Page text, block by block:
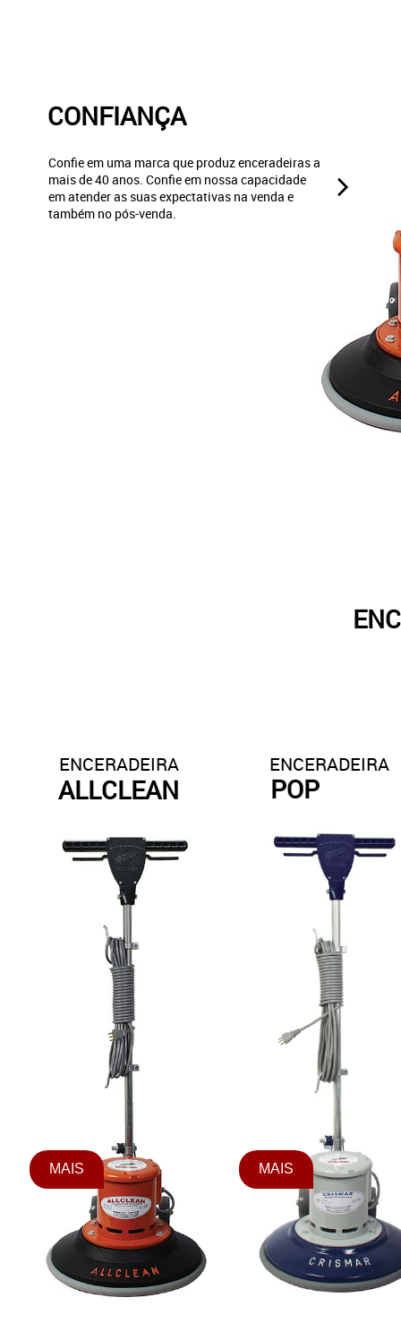
ENCERADEIRA
ALLCLEAN
ENCERADEIRA
POP
MAIS
MAIS
CONFIANÇA
Confie em uma marca que produz enceradeiras a
mais de 40 anos. Confie em nossa capacidade
em atender as suas expectativas na venda e
também no pós-venda.